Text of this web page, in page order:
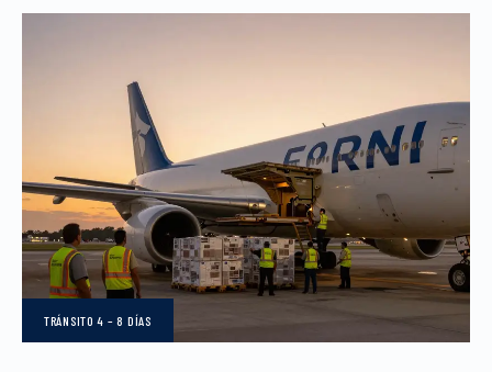
TRÁNSITO4 – 8 DÍAS